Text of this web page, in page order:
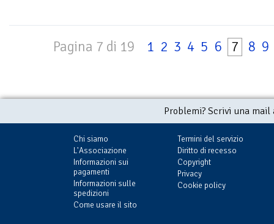
Pagina 7 di 19 1 2 3 4 5 6 7 8 9
Problemi? Scrivi una
Chi siamo
L'Associazione
Informazioni sui
pagamenti
Informazioni sulle
spedizioni
Come usare il sito
Termini del servizio
Diritto di recesso
Copyright
Privacy
Cookie policy